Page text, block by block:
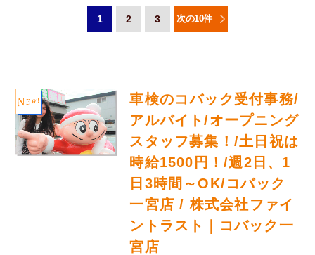
1 2 3 次の10件
車検のコバック受付事務/
アルバイト/オープニング
スタッフ募集！/土日祝は
時給1500円！/週2日、1
日3時間～OK/コバック
一宮店 / 株式会社ファイ
ントラスト｜コバック一
宮店